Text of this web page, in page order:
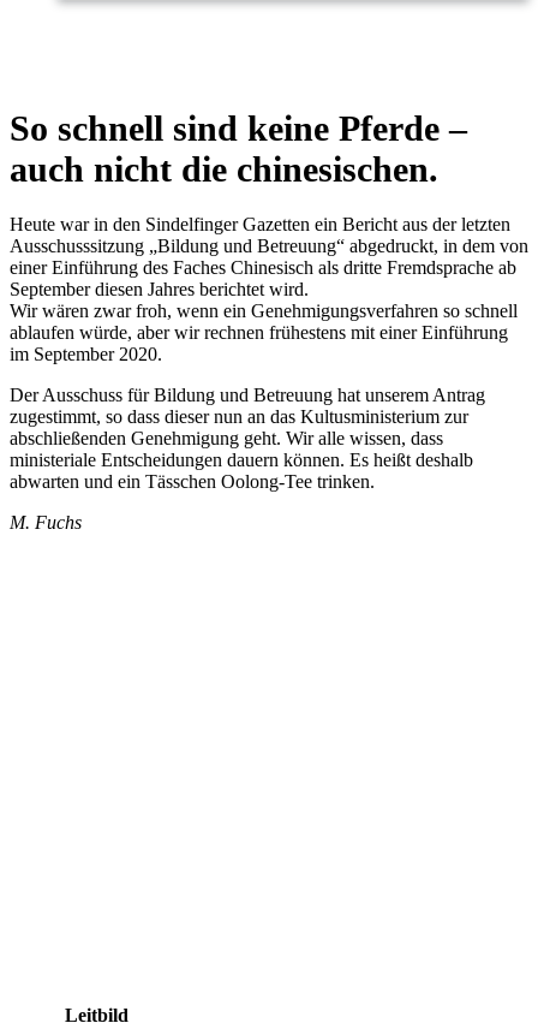
So schnell sind keine Pferde –
auch nicht die chinesischen.
Heute war in den Sindelfinger Gazetten ein Bericht aus der letzten
Ausschusssitzung „Bildung und Betreuung“ abgedruckt, in dem von
einer Einführung des Faches Chinesisch als dritte Fremdsprache ab
September diesen Jahres berichtet wird.
Wir wären zwar froh, wenn ein Genehmigungsverfahren so schnell
ablaufen würde, aber wir rechnen frühestens mit einer Einführung
im September 2020.
Der Ausschuss für Bildung und Betreuung hat unserem Antrag
zugestimmt, so dass dieser nun an das Kultusministerium zur
abschließenden Genehmigung geht. Wir alle wissen, dass
ministeriale Entscheidungen dauern können. Es heißt deshalb
abwarten und ein Tässchen Oolong-Tee trinken.
M. Fuchs
Leitbild